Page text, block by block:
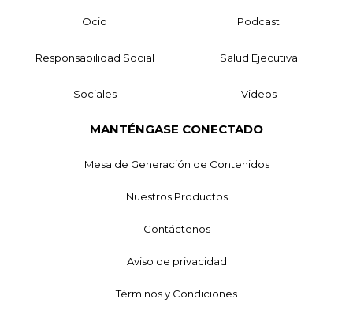
Ocio Podcast
Responsabilidad Social Salud Ejecutiva
Sociales Videos
MANTÉNGASE CONECTADO
Mesa de Generación de Contenidos
Nuestros Productos
Contáctenos
Aviso de privacidad
Términos y Condiciones